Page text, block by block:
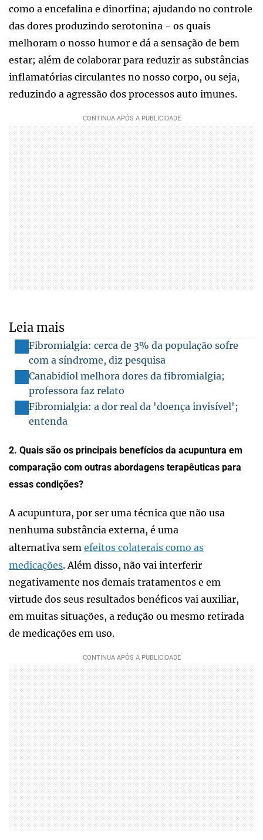
como a encefalina e dinorfina; ajudando no controle
das dores produzindo serotonina - os quais
melhoram o nosso humor e dá a sensação de bem
estar; além de colaborar para reduzir as substâncias
inflamatórias circulantes no nosso corpo, ou seja,
reduzindo a agressão dos processos auto imunes.
Leia mais
Fibromialgia: cerca de 3% da população sofre
com a síndrome, diz pesquisa
Canabidiol melhora dores da fibromialgia;
professora faz relato
Fibromialgia: a dor real da 'doença invisível';
entenda
2. Quais são os principais benefícios da acupuntura em
comparação com outras abordagens terapêuticas para
essas condições?
A acupuntura, por ser uma técnica que não usa
nenhuma substância externa, é uma
alternativa sem efeitos colaterais como as
medicações. Além disso, não vai interferir
negativamente nos demais tratamentos e em
virtude dos seus resultados benéficos vai auxiliar,
em muitas situações, a redução ou mesmo retirada
de medicações em uso.